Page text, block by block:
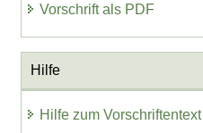
Vorschrift als PDF
Hilfe
Hilfe zum Vorschriftentext